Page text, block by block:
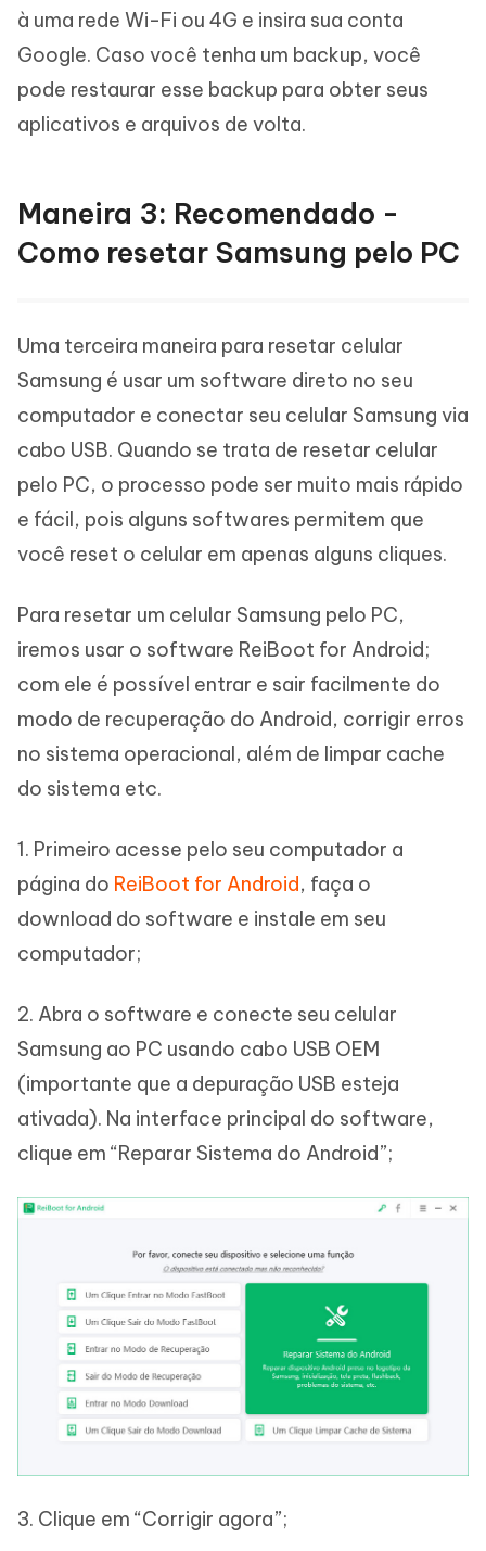
à uma rede Wi-Fi ou 4G e insira sua conta
Google. Caso você tenha um backup, você
pode restaurar esse backup para obter seus
aplicativos e arquivos de volta.
Maneira 3: Recomendado -
Como resetar Samsung pelo PC
Uma terceira maneira para resetar celular
Samsung é usar um software direto no seu
computador e conectar seu celular Samsung via
cabo USB. Quando se trata de resetar celular
pelo PC, o processo pode ser muito mais rápido
e fácil, pois alguns softwares permitem que
você reset o celular em apenas alguns cliques.
Para resetar um celular Samsung pelo PC,
iremos usar o software ReiBoot for Android;
com ele é possível entrar e sair facilmente do
modo de recuperação do Android, corrigir erros
no sistema operacional, além de limpar cache
do sistema etc.
1. Primeiro acesse pelo seu computador a
página do ReiBoot for Android, faça o
download do software e instale em seu
computador;
2. Abra o software e conecte seu celular
Samsung ao PC usando cabo USB OEM
(importante que a depuração USB esteja
ativada). Na interface principal do software,
clique em “Reparar Sistema do Android”;
3. Clique em “Corrigir agora”;